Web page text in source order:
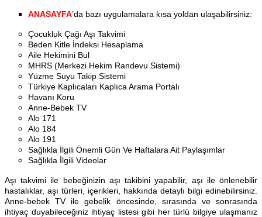
ANASAYFA’da bazı uygulamalara kısa yoldan ulaşabilirsiniz:
Çocukluk Çağı Aşı Takvimi
Beden Kitle İndeksi Hesaplama
Aile Hekimini Bul
MHRS (Merkezi Hekim Randevu Sistemi)
Yüzme Suyu Takip Sistemi
Türkiye Kaplıcaları Kaplıca Arama Portalı
Havanı Koru
Anne-Bebek TV
Alo 171
Alo 184
Alo 191
Sağlıkla İlgili Önemli Gün Ve Haftalara Ait Paylaşımlar
Sağlıkla İlgili Videolar
Aşı takvimi ile bebeğinizin aşı takibini yapabilir, aşı ile önlenebilir
hastalıklar, aşı türleri, içerikleri, hakkında detaylı bilgi edinebilirsiniz.
Anne-bebek TV ile gebelik öncesinde, sırasında ve sonrasında
ihtiyaç duyabileceğiniz ihtiyaç listesi gibi her türlü bilgiye ulaşmanız